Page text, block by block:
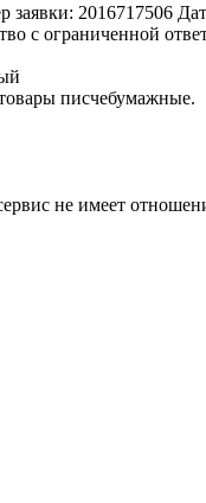
заявки: 2016717506
с ограниченной
писчебумажные.
не имеет